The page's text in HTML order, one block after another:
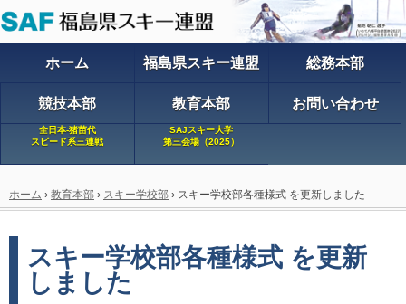
ホーム 福島県スキー連盟 総務本部
競技本部 教育本部 お問い合わせ
全日本-猪苗代
スピード系三連戦
SAJスキー大学
第三会場（2025）
ホーム › 教育本部 › スキー学校部 › スキー学校部各種様式 を更新しました
スキー学校部各種様式 を更新
しました